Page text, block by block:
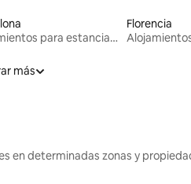
Alojamientos para estancias largas
Florencia
más
en determinadas zonas y